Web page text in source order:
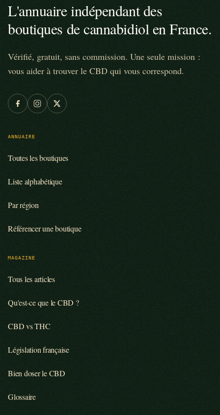
L'annuaire indépendant des
boutiques de cannabidiol en France.
Vérifié, gratuit, sans commission. Une seule mission :
vous aider à trouver le CBD qui vous correspond.
ANNUAIRE
Toutes les boutiques
Liste alphabétique
Par région
Référencer une boutique
MAGAZINE
Tous les articles
Qu'est-ce que le CBD ?
CBD vs THC
Législation française
Bien doser le CBD
Glossaire